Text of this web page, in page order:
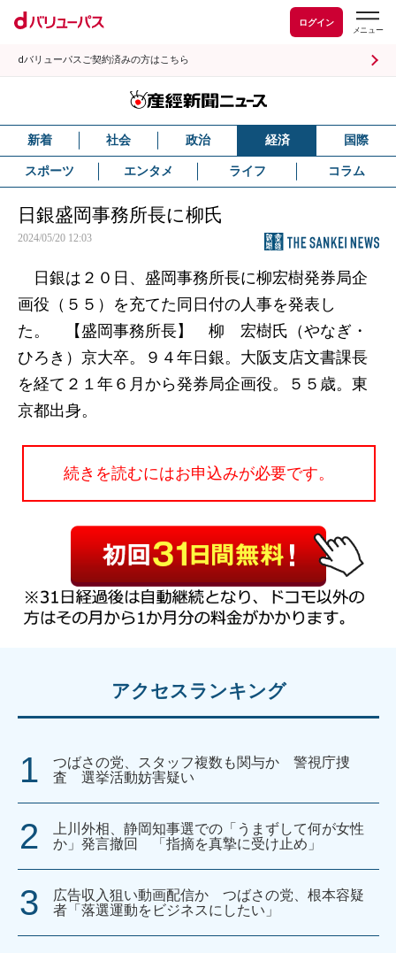
ログイン
dバリューパスご契約済みの方はこちら
新着 社会 政治 経済 国際
スポーツ エンタメ ライフ コラム
日銀盛岡事務所長に柳氏
2024/05/20 12:03
日銀は２０日、盛岡事務所長に柳宏樹発券局企
画役（５５）を充てた同日付の人事を発表し
た。 【盛岡事務所長】 柳 宏樹氏（やなぎ・
ひろき）京大卒。９４年日銀。大阪支店文書課長
を経て２１年６月から発券局企画役。５５歳。東
京都出身。
続きを読むにはお申込みが必要です。
アクセスランキング
つばさの党、スタッフ複数も関与か 警視庁捜
査 選挙活動妨害疑い
上川外相、静岡知事選での「うまずして何が女性
か」発言撤回 「指摘を真摯に受け止め」
広告収入狙い動画配信か つばさの党、根本容疑
者「落選運動をビジネスにしたい」